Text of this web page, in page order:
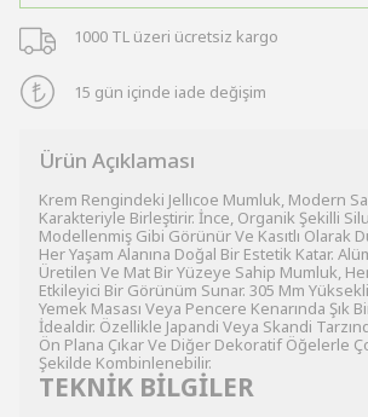
1000 TL üzeri ücretsiz kargo
15 gün içinde iade değişim
Ürün Açıklaması
Krem Rengindeki Jellıcoe Mumluk, Modern
Karakteriyle Birleştirir. İnce, Organik Şekilli
Modellenmiş Gibi Görünür Ve Kasıtlı Olarak
Her Yaşam Alanına Doğal Bir Estetik Katar.
Üretilen Ve Mat Bir Yüzeye Sahip Mumluk,
Etkileyici Bir Görünüm Sunar. 305 Mm
Yemek Masası Veya Pencere Kenarında Şık
İdealdir. Özellikle Japandi Veya Skandi
Ön Plana Çıkar Ve Diğer Dekoratif Öğelerle
Şekilde Kombinlenebilir.
TEKNİK BİLGİLER